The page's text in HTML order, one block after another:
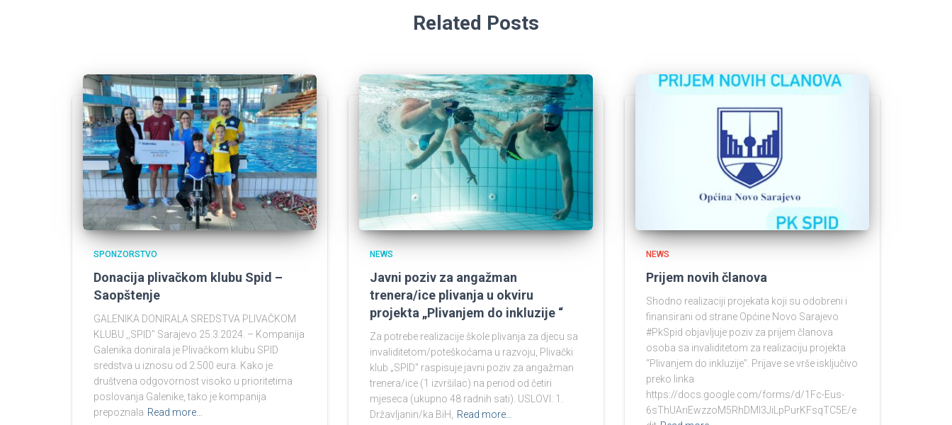
Related Posts
SPONZORSTVO
Donacija plivačkom klubu Spid –
Saopštenje
GALENIKA DONIRALA SREDSTVA PLIVAČKOM
KLUBU ,,SPID’’ Sarajevo 25.3.2024. – Kompanija
Galenika donirala je Plivačkom klubu SPID
sredstva u iznosu od 2.500 eura. Kako je
društvena odgovornost visoko u prioritetima
poslovanja Galenike, tako je kompanija
prepoznala Read more…
NEWS
Javni poziv za angažman
trenera/ice plivanja u okviru
projekta „Plivanjem do inkluzije “
Za potrebe realizacije škole plivanja za djecu sa
invaliditetom/poteškoćama u razvoju, Plivački
klub „SPID” raspisuje javni poziv za angažman
trenera/ice (1 izvršilac) na period od četiri
mjeseca (ukupno 48 radnih sati). USLOVI: 1.
Državljanin/ka BiH,
Read more…
NEWS
Prijem novih članova
Shodno realizaciji projekata koji su odobreni i
finansirani od strane Općine Novo Sarajevo
#PkSpid objavljuje poziv za prijem članova
osoba sa invaliditetom za realizaciju projekta
“Plivanjem do inkluzije”. Prijave se vrše isključivo
preko linka
https://docs.google.com/forms/d/1Fc-Eus-
6sThUAriEwzzoM5RhDMI3JiLpPurKFsqTC5E/e